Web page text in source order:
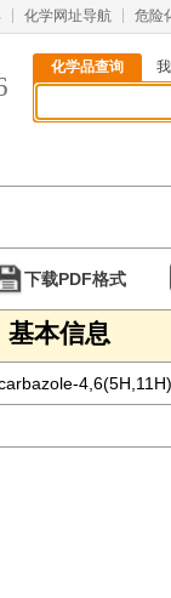
化学网址导航 危险
化学品查询
下载PDF格式
本信息